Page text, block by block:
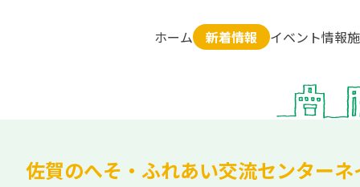
ホーム 新着情報 イベント情報
佐賀のへそ ・ ふれあい交流センターネ